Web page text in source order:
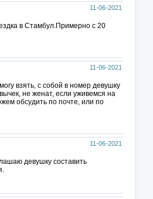
11-06-2021
в Стамбул.Примерно с 20
11-06-2021
взять, с собой в номер девушку
не женат, если уживемся на
обсудить по почте, или по
11-06-2021
девушку составить